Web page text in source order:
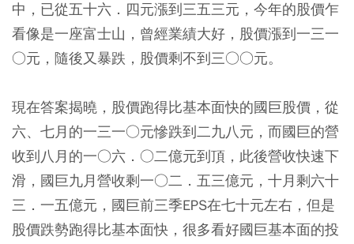
中，已從五十六．四元漲到三五三元， 今年的股價乍
看像是一座富士山，曾經業績大好，股價漲到一三一
○元，隨後又暴跌，股價剩不到三○○元。
現在答案揭曉，股價跑得比基本面快的國巨股價，從
六、七月的一三一○元慘跌到二九八元，而國巨的營
收到八月的一○六．○二億元到頂，此後營收快速下
滑，國巨九月營收剩一○二．五三億元，十月剩六十
三．一五億元，國巨前三季EPS在七十元左右，但是
股價跌勢跑得比基本面快，很多看好國巨基本面的投